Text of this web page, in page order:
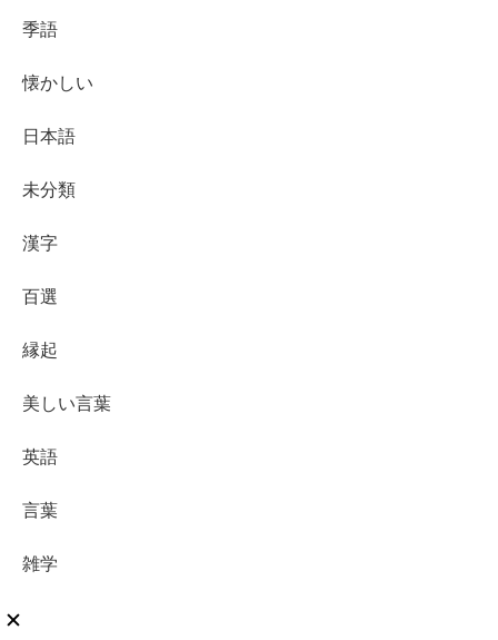
季語
懐かしい
日本語
未分類
漢字
百選
縁起
美しい言葉
英語
言葉
雑学